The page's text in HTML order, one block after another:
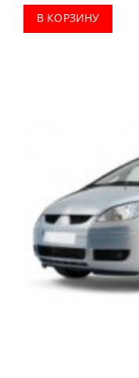
В КОРЗИНУ